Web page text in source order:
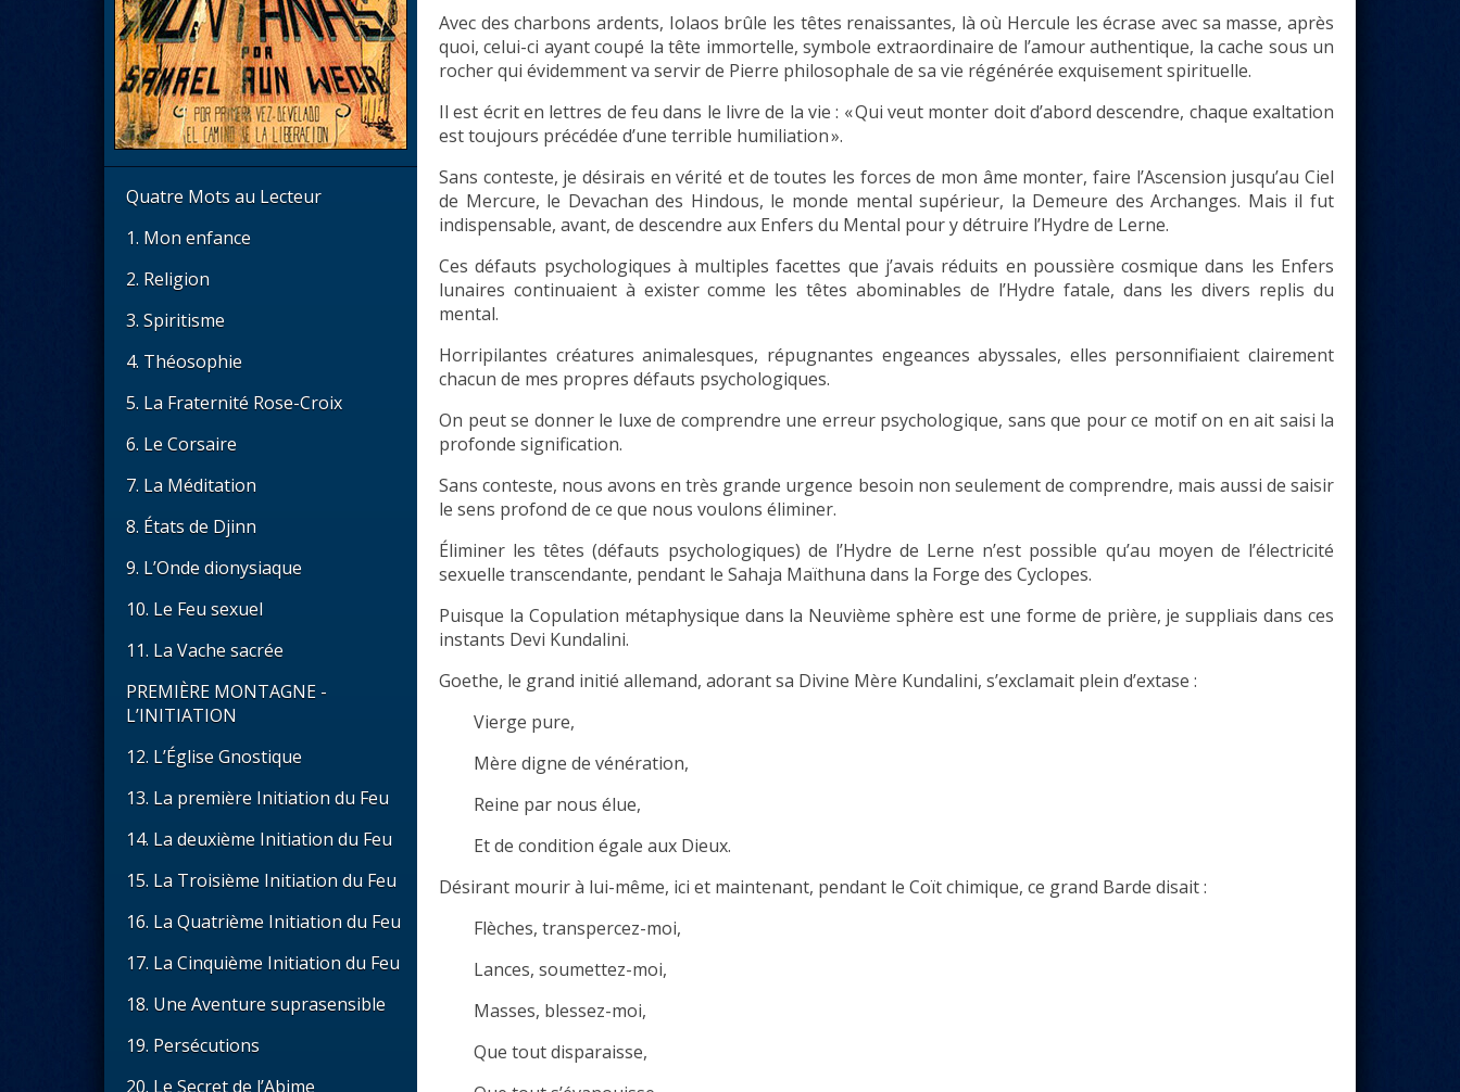
Quatre Mots au Lecteur
1. Mon enfance
2. Religion
3. Spiritisme
4. Théosophie
5. La Fraternité Rose-Croix
6. Le Corsaire
7. La Méditation
8. États de Djinn
9. L’Onde dionysiaque
10. Le Feu sexuel
11. La Vache sacrée
PREMIÈRE MONTAGNE -
L’INITIATION
12. L’Église Gnostique
13. La première Initiation du Feu
14. La deuxième Initiation du Feu
15. La Troisième Initiation du Feu
16. La Quatrième Initiation du Feu
17. La Cinquième Initiation du Feu
18. Une Aventure suprasensible
19. Persécutions
20. Le Secret de l’Abime
Avec des charbons ardents, Iolaos brûle les têtes renaissantes, là où Hercule les écrase avec sa masse, après
quoi, celui-ci ayant coupé la tête immortelle, symbole extraordinaire de l’amour authentique, la cache sous un
rocher qui évidemment va servir de Pierre philosophale de sa vie régénérée exquisement spirituelle.
Il est écrit en lettres de feu dans le livre de la vie : « Qui veut monter doit d’abord descendre, chaque exaltation
est toujours précédée d’une terrible humiliation ».
Sans conteste, je désirais en vérité et de toutes les forces de mon âme monter, faire l’Ascension jusqu’au Ciel
de Mercure, le Devachan des Hindous, le monde mental supérieur, la Demeure des Archanges. Mais il fut
indispensable, avant, de descendre aux Enfers du Mental pour y détruire l’Hydre de Lerne.
Ces défauts psychologiques à multiples facettes que j’avais réduits en poussière cosmique dans les Enfers
lunaires continuaient à exister comme les têtes abominables de l’Hydre fatale, dans les divers replis du
mental.
Horripilantes créatures animalesques, répugnantes engeances abyssales, elles personnifiaient clairement
chacun de mes propres défauts psychologiques.
On peut se donner le luxe de comprendre une erreur psychologique, sans que pour ce motif on en ait saisi la
profonde signification.
Sans conteste, nous avons en très grande urgence besoin non seulement de comprendre, mais aussi de saisir
le sens profond de ce que nous voulons éliminer.
Éliminer les têtes (défauts psychologiques) de l’Hydre de Lerne n’est possible qu’au moyen de l’électricité
sexuelle transcendante, pendant le Sahaja Maïthuna dans la Forge des Cyclopes.
Puisque la Copulation métaphysique dans la Neuvième sphère est une forme de prière, je suppliais dans ces
instants Devi Kundalini.
Goethe, le grand initié allemand, adorant sa Divine Mère Kundalini, s’exclamait plein d’extase :
Vierge pure,
Mère digne de vénération,
Reine par nous élue,
Et de condition égale aux Dieux.
Désirant mourir à lui-même, ici et maintenant, pendant le Coït chimique, ce grand Barde disait :
Flèches, transpercez-moi,
Lances, soumettez-moi,
Masses, blessez-moi,
Que tout disparaisse,